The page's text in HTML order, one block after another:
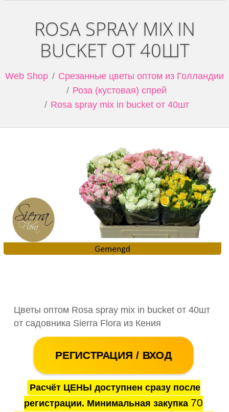
ROSA SPRAY MIX IN
BUCKET ОТ 40ШТ
Web Shop
Срезанные цветы оптом из Голландии
Роза (кустовая) спрей
Rosa spray mix in bucket от 40шт
Цветы оптом Rosa spray mix in bucket от 40шт
от садовника Sierra Flora из Кения
РЕГИСТРАЦИЯ / ВХОД
Расчёт ЦЕНЫ доступнен сразу после
регистрации. Минимальная закупка 70